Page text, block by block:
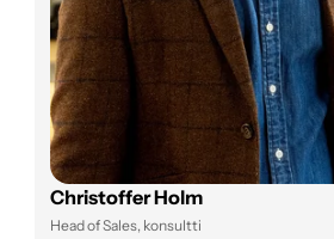
Christoffer Holm
Head of Sales, konsultti